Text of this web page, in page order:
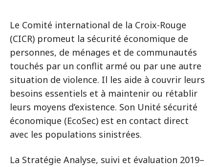
Le Comité international de la Croix-Rouge
(CICR) promeut la sécurité économique de
personnes, de ménages et de communautés
touchés par un conflit armé ou par une autre
situation de violence. Il les aide à couvrir leurs
besoins essentiels et à maintenir ou rétablir
leurs moyens d’existence. Son Unité sécurité
économique (EcoSec) est en contact direct
avec les populations sinistrées.
La Stratégie Analyse, suivi et évaluation 2019–